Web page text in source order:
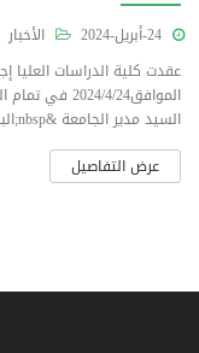
الأخبار
السيد مدير الجامعة &nbsp;البروفيسر/ ن...
عرض التفاصيل